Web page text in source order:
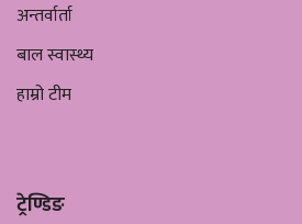
अन्तर्वार्ता
बाल स्वास्थ्य
हाम्रो टीम
ट्रेण्डिङ